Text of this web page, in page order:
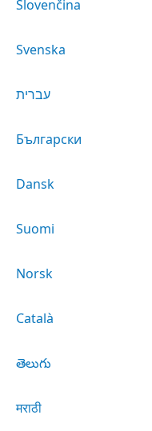
Slovenčina
Svenska
עברית
Български
Dansk
Suomi
Norsk
Català
తెలుగు
मराठी